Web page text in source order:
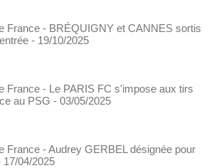
France - BRÉQUIGNY et CANNES sortis
- 19/10/2025
France - Le PARIS FC s'impose aux tirs
au PSG - 03/05/2025
France - Audrey GERBEL désignée pour
17/04/2025